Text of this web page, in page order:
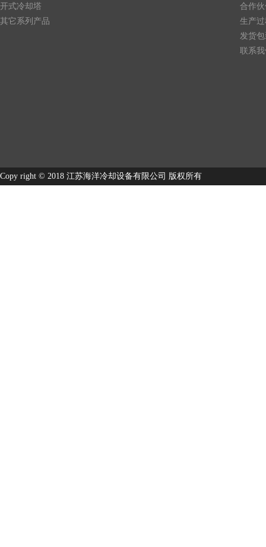
开式冷却塔
其它系列产品
合作
生产
发货
联系
Copy right © 2018 江苏海洋冷却设备有限公司 版权所有